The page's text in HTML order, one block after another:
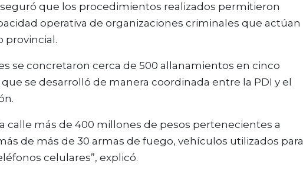
que los procedimientos realizados permitieron
operativa de organizaciones criminales que actúan
provincial.
se concretaron cerca de 500 allanamientos en cinco
se desarrolló de manera coordinada entre la PDI y el
calle más de 400 millones de pesos pertenecientes a
de más de 30 armas de fuego, vehículos utilizados para
celulares”, explicó.